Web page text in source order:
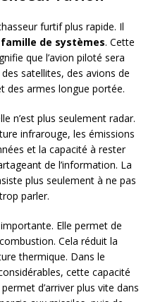
furtif plus rapide. Il
famille de systèmes. Cette
que l’avion piloté sera
satellites, des avions de
des armes longue portée.
n’est plus seulement radar.
infrarouge, les émissions
et la capacité à rester
de l’information. La
plus seulement à ne pas
parler.
Elle permet de
Cela réduit la
thermique. Dans le
cette capacité
d’arriver plus vite dans